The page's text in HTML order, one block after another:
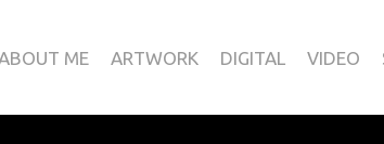
ABOUT ME ARTWORK DIGITAL VIDEO